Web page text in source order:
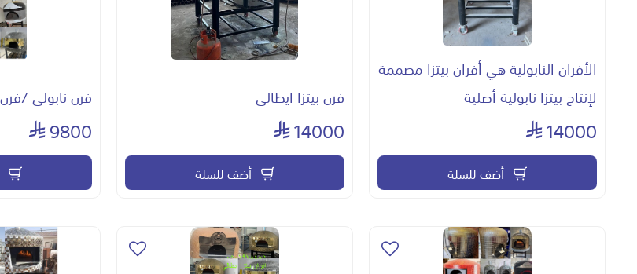
الأفران النابولية هي أفران بيتزا مصممة
لإنتاج بيتزا نابولية أصلية
14000
أضف للسلة
فرن بيتزا ايطالي
14000
أضف للسلة
فرن نابولي /فرن
9800